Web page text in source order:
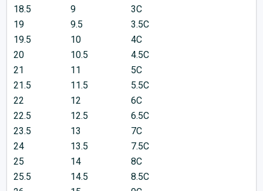
18.5
9
3C
19
9.5
3.5C
19.5
10
4C
20
10.5
4.5C
21
11
5C
21.5
11.5
5.5C
22
12
6C
22.5
12.5
6.5C
23.5
13
7C
24
13.5
7.5C
25
14
8C
25.5
14.5
8.5C